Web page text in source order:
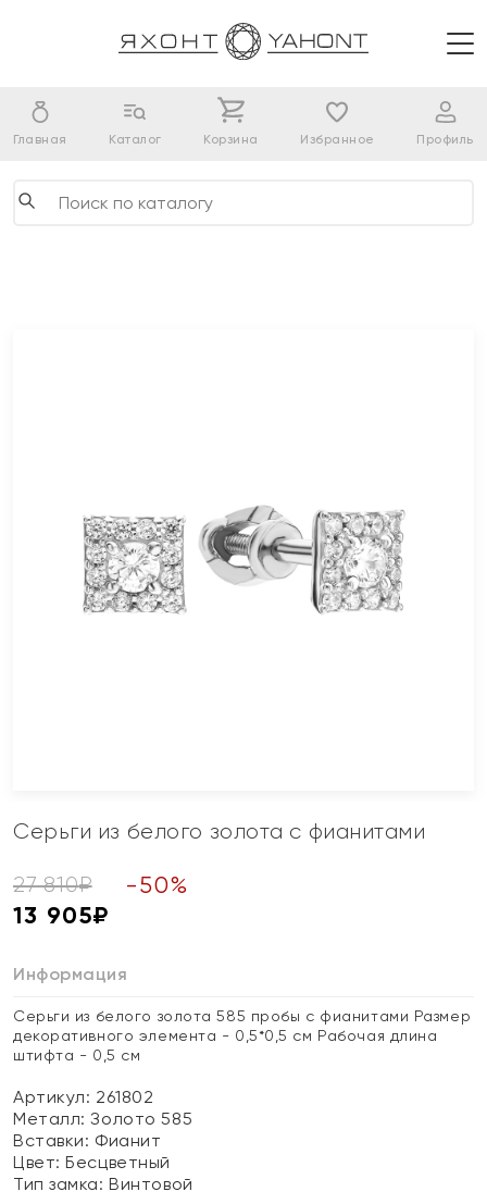
Главная Каталог Корзина Избранное Профиль
Серьги из белого золота с фианитами
27 810₽ -50%
13 905₽
Информация
Серьги из белого золота 585 пробы с фианитами Размер
декоративного элемента - 0,5*0,5 см Рабочая длина
штифта - 0,5 см
Артикул: 261802
Металл:Золото 585
Вставки: Фианит
Цвет:Бесцветный
Тип замка:Винтовой